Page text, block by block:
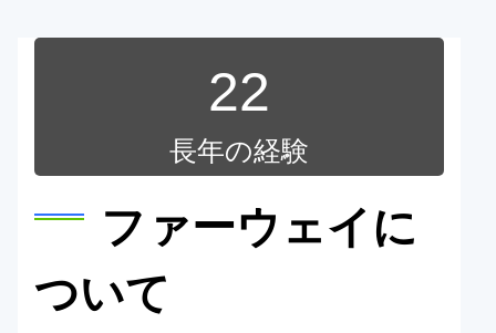
22
長年の経験
ファーウェイに
ついて